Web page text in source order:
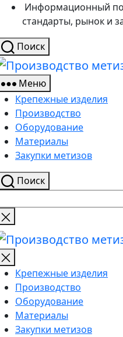
Информационный
стандарты, рынок и
Поиск
Меню
Крепежные изделия
Производство
Оборудование
Материалы
Закупки метизов
Поиск
Закрыть
поиск
Крепежные изделия
Производство
Оборудование
Материалы
Закупки метизов